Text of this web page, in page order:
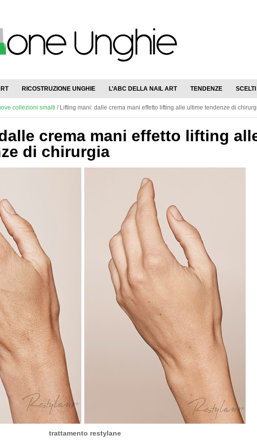
RICOSTRUZIONE UNGHIE L’ABC DELLA NAIL ART TENDENZE SCELTI
collezioni smalti /Lifting mani: dalle crema mani effetto lifting alle ultime tendenze di
crema mani effetto lifting
di chirurgia
trattamento restylane